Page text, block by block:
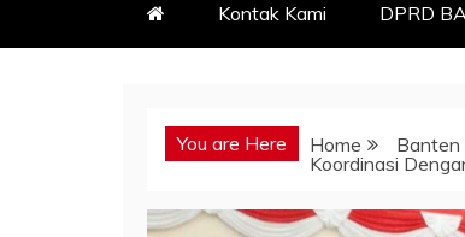
Kontak Kami DPRD
You are Here Home
Banten
Koordinasi